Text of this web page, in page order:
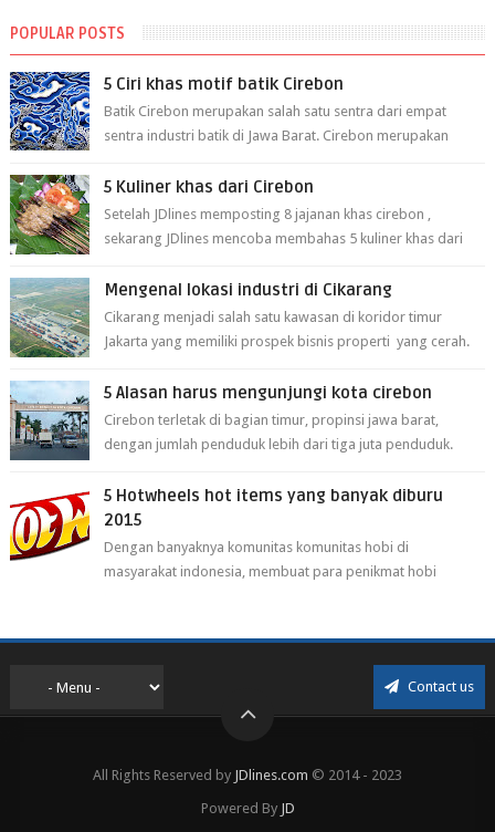
POPULAR POSTS
5 Ciri khas motif batik Cirebon
Batik Cirebon merupakan salah satu sentra dari empat
sentra industri batik di Jawa Barat. Cirebon merupakan
5 Kuliner khas dari Cirebon
Setelah JDlines memposting 8 jajanan khas cirebon ,
sekarang JDlines mencoba membahas 5 kuliner khas dari
Mengenal lokasi industri di Cikarang
Cikarang menjadi salah satu kawasan di koridor timur
Jakarta yang memiliki prospek bisnis properti yang cerah.
5 Alasan harus mengunjungi kota cirebon
Cirebon terletak di bagian timur, propinsi jawa barat,
dengan jumlah penduduk lebih dari tiga juta penduduk.
5 Hotwheels hot items yang banyak diburu
2015
Dengan banyaknya komunitas komunitas hobi di
masyarakat indonesia, membuat para penikmat hobi
Contact us
All Rights Reserved by JDlines.com © 2014 - 2023
Powered By JD